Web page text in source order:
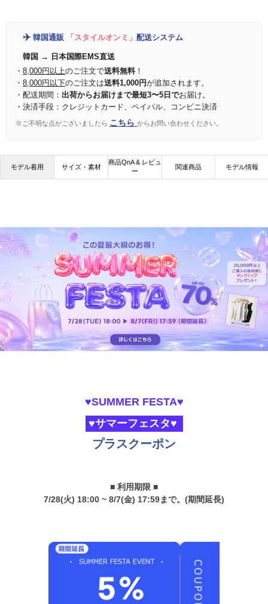
✈️ 韓国通販 「スタイルオンミ」 配送システム
韓国 → 日本国際EMS直送
・ 8,000円以上のご注文で送料無料！
・ 8,000円以下のご注文は送料1,000円が追加されます。
・配送期間： 出荷からお届けまで最短3〜5日でお届け。
・決済手段：クレジットカード、ペイパル、コンビニ決済
※ご不明な点がございましたら こちら からお問い合わせください。
モデル着用 サイズ・素材
商品QnA & レビュ
ー
関連商品 モデル情報
♥SUMMER FESTA♥
♥サマーフェスタ♥
プラスクーポン
■ 利用期限 ■
7/28(火) 18:00 ~ 8/7(金) 17:59まで。(期間延長)